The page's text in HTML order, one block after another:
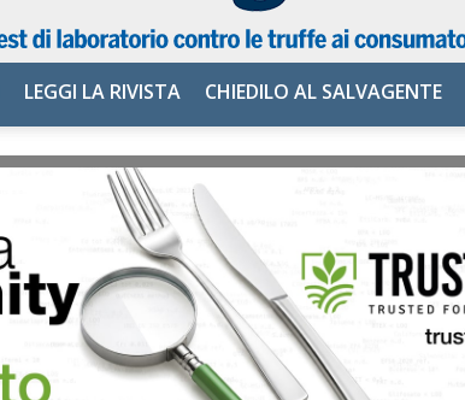
Salvagente
LEGGI LA RIVISTA CHIEDILO AL SALVAGENTE